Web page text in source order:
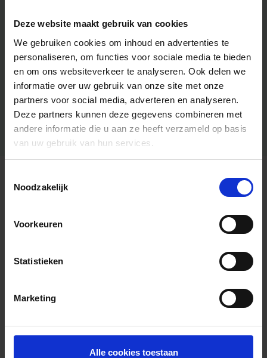
Deze website maakt gebruik van cookies
We gebruiken cookies om inhoud en advertenties te
personaliseren, om functies voor sociale media te bieden
en om ons websiteverkeer te analyseren. Ook delen we
informatie over uw gebruik van onze site met onze
partners voor social media, adverteren en analyseren.
Deze partners kunnen deze gegevens combineren met
andere informatie die u aan ze heeft verzameld op basis
van uw gebruik van hun services.
Noodzakelijk
Voorkeuren
Statistieken
Marketing
Alle cookies toestaan
Algemene informatie
Foto’s ({{photos.length}})